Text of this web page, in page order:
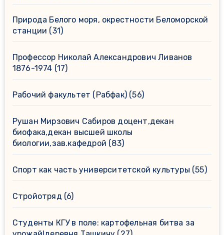
Природа Белого моря, окрестности Беломорской
станции (31)
Профессор Николай Александрович Ливанов
1876-1974 (17)
Рабочий факультет (Рабфак)(56)
Рушан Мирзович Сабиров доцент,декан
биофака,декан высшей школы
биологии,зав.кафедрой (83)
Спорт как часть университетской культуры (55)
Стройотряд (6)
Студенты КГУ в поле: картофельная битва за